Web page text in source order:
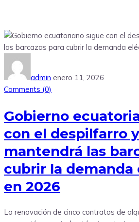
admin enero 11, 2026
Comments (0)
Gobierno
con el despilfarro y
mantendrá las
cubrir la demanda
en 2026
La renovación de cinco contratos de